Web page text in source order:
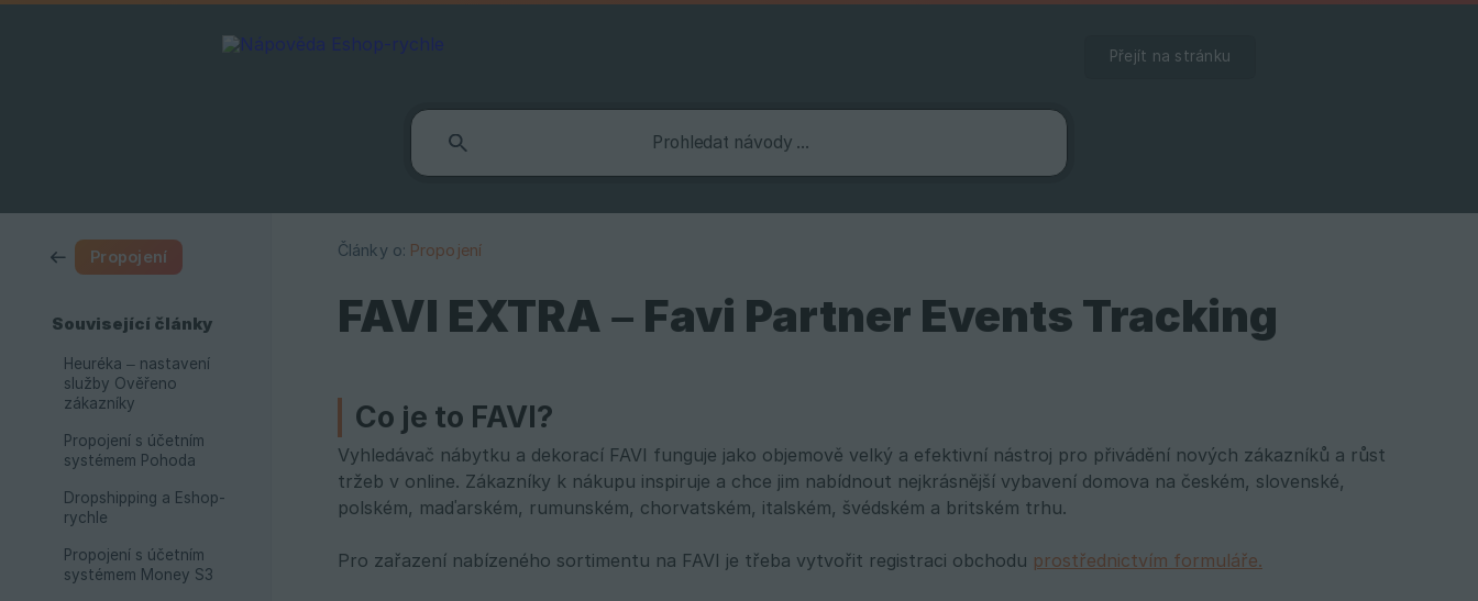
Přejít na stránku
Propojení
Související články
Heuréka – nastavení
služby Ověřeno
zákazníky
Propojení s účetním
systémem Pohoda
Dropshipping a Eshop-
rychle
Propojení s účetním
systémem Money S3
Články o: Propojení
FAVI EXTRA – Favi Partner Events Tracking
Co je to FAVI?
Vyhledávač nábytku a dekorací FAVI funguje jako objemově velký a efektivní nástroj pro přivádění nových zákazníků a růst
tržeb v online. Zákazníky k nákupu inspiruje a chce jim nabídnout nejkrásnější vybavení domova na českém, slovenské,
polském, maďarském, rumunském, chorvatském, italském, švédském a britském trhu.
Pro zařazení nabízeného sortimentu na FAVI je třeba vytvořit registraci obchodu prostřednictvím formuláře.